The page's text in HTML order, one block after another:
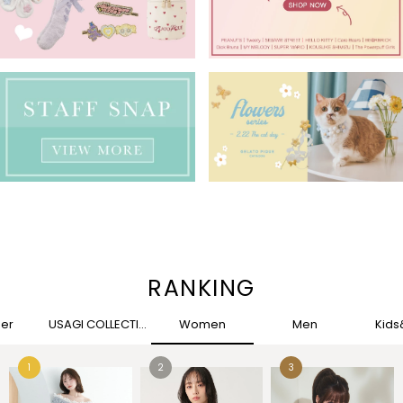
RANKING
USAGI COLLECTION Women Men